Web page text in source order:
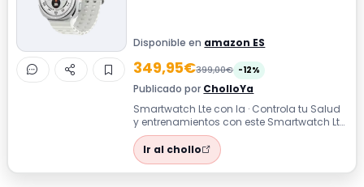
Disponible en amazon ES
349,95€399,00€ -12%
Publicado por CholloYa
Smartwatch Lte con Ia · Controla tu Salud
y entrenamientos con este Smartwatch Lte
de Titanio y Botón Personalizable ...
Ir al chollo